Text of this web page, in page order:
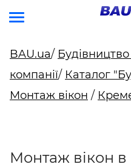
BAU.ua/ Будівництво
компанії/ Каталог
Монтаж вікон /
Монтаж вікон в